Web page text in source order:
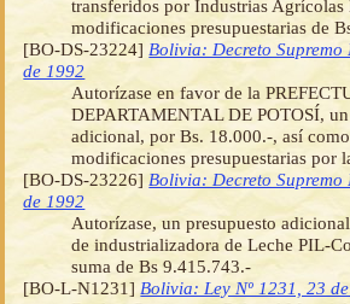
transferidos por Industrias Agrícolas
modificaciones presupuestarias de
[BO-DS-23224] Bolivia: Decreto Supremo
de 1992
Autorízase en favor de la
DEPARTAMENTAL DE POTOSÍ,
adicional, por Bs. 18.000.-, así
modificaciones presupuestarias por
[BO-DS-23226] Bolivia: Decreto Supremo
de 1992
Autorízase, un presupuesto
de industrializadora de Leche PIL-
suma de Bs 9.415.743.-
[BO-L-N1231] Bolivia: Ley Nº 1231, 23